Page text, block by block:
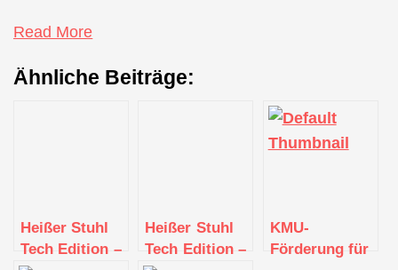
Read More
Ähnliche Beiträge:
Heißer Stuhl
Tech Edition –
Heißer Stuhl
Tech Edition –
KMU-
Förderung für